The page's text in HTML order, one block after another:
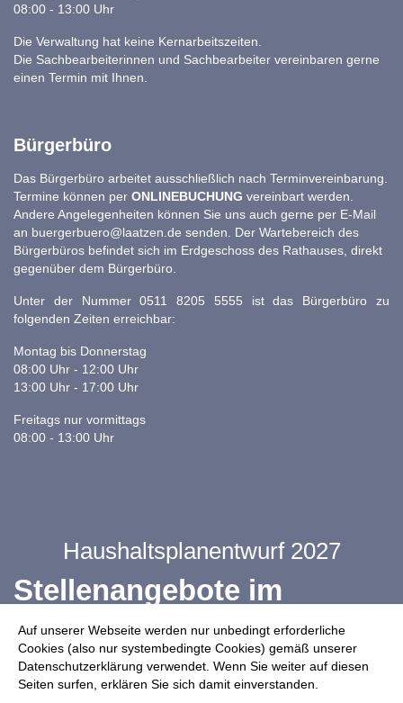
Auf unserer Webseite werden nur unbedingt erforderliche
Cookies (also nur systembedingte Cookies) gemäß unserer
Datenschutzerklärung verwendet. Wenn Sie weiter auf diesen
Seiten surfen, erklären Sie sich damit einverstanden.
08:00 - 13:00 Uhr
Die Verwaltung hat keine Kernarbeitszeiten.
Die Sachbearbeiterinnen und Sachbearbeiter vereinbaren gerne
einen Termin mit Ihnen.
Bürgerbüro
Das Bürgerbüro arbeitet ausschließlich nach Terminvereinbarung.
Termine können per ONLINEBUCHUNG vereinbart werden.
Andere Angelegenheiten können Sie uns auch gerne per E-Mail
an buergerbuero@laatzen.de senden. Der Wartebereich des
Bürgerbüros befindet sich im Erdgeschoss des Rathauses, direkt
gegenüber dem Bürgerbüro.
Unter der Nummer 0511 8205 5555 ist das Bürgerbüro zu
folgenden Zeiten erreichbar:
Montag bis Donnerstag
08:00 Uhr - 12:00 Uhr
13:00 Uhr - 17:00 Uhr
Freitags nur vormittags
08:00 - 13:00 Uhr
Haushaltsplanentwurf 2027
Stellenangebote im
Ganztag
Infos zur Drohnennutzung